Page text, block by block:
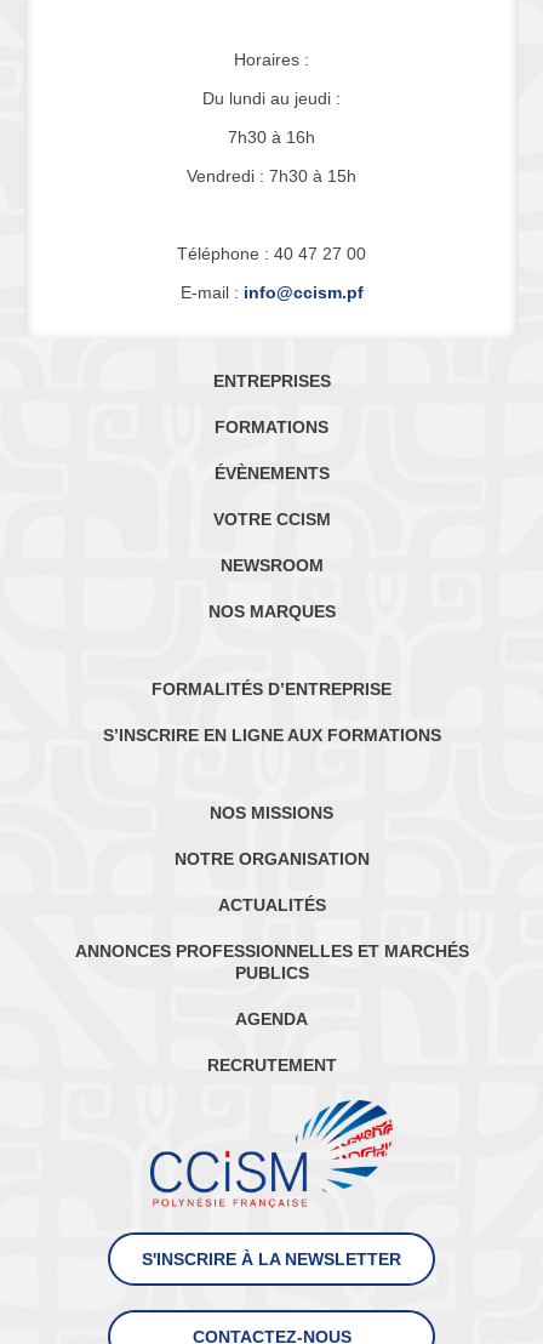
Horaires :
Du lundi au jeudi :
7h30 à 16h
Vendredi : 7h30 à 15h
Téléphone : 40 47 27 00
E-mail : info@ccism.pf
ENTREPRISES
FORMATIONS
ÉVÈNEMENTS
VOTRE CCISM
NEWSROOM
NOS MARQUES
FORMALITÉS D’ENTREPRISE
S’INSCRIRE EN LIGNE AUX FORMATIONS
NOS MISSIONS
NOTRE ORGANISATION
ACTUALITÉS
ANNONCES PROFESSIONNELLES ET MARCHÉS
PUBLICS
AGENDA
RECRUTEMENT
S'INSCRIRE À LA NEWSLETTER
CONTACTEZ-NOUS